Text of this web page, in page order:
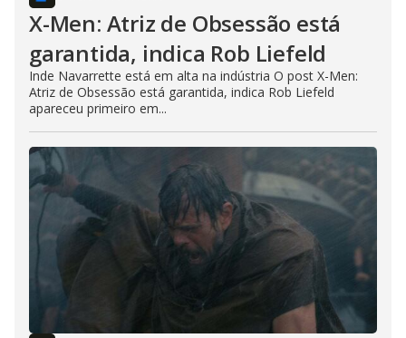
X-Men: Atriz de Obsessão está
garantida, indica Rob Liefeld
Inde Navarrette está em alta na indústria O post X-Men:
Atriz de Obsessão está garantida, indica Rob Liefeld
apareceu primeiro em...